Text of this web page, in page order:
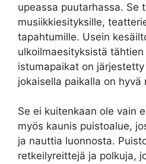
upeassa puutarhassa. Se
musiikkiesityksille,
tapahtumille. Usein
ulkoilmaesityksistä
istumapaikat on
jokaisella paikalla on hyvä
Se ei kuitenkaan ole vain
myös kaunis puistoalue,
ja nauttia luonnosta.
retkeilyreittejä ja polkuja,